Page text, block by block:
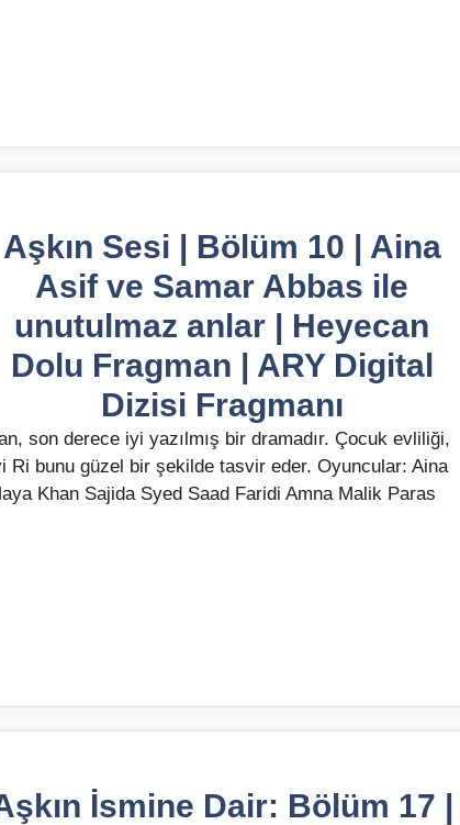
Aşkın Sesi | Bölüm 10 | Aina
Asif ve Samar Abbas ile
unutulmaz anlar | Heyecan
Dolu Fragman | ARY Digital
Dizisi Fragmanı
son derece iyi yazılmış bir dramadır. Çocuk evliliği,
Ri bunu güzel bir şekilde tasvir eder. Oyuncular: Aina
Khan Sajida Syed Saad Faridi Amna Malik Paras
İsmine Dair: Bölüm 17 |